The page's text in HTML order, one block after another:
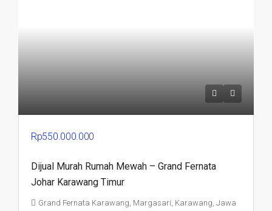
Rp550.000.000
Dijual Murah Rumah Mewah – Grand Fernata
Johar Karawang Timur
Grand Fernata Karawang, Margasari, Karawang, Jawa